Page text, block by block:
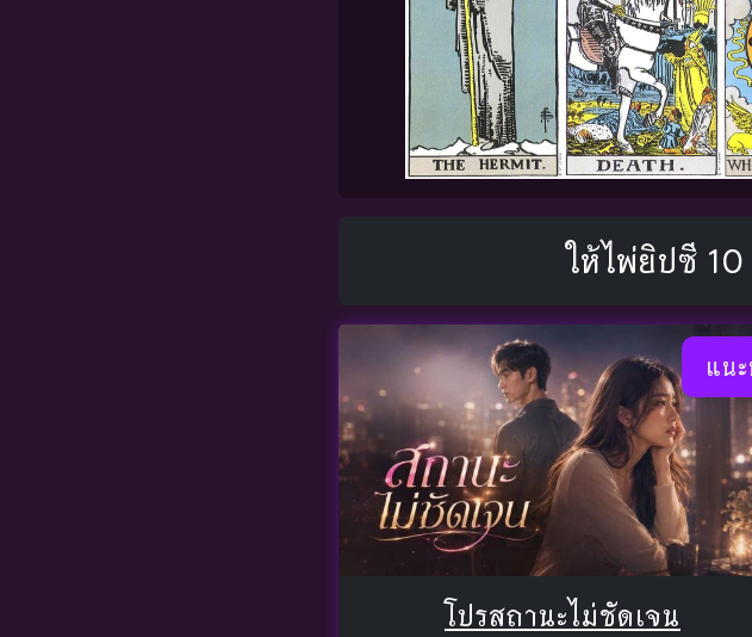
ให้ไพ่ยิปซี 10
แน
โปรสถานะไม่ชัดเจน